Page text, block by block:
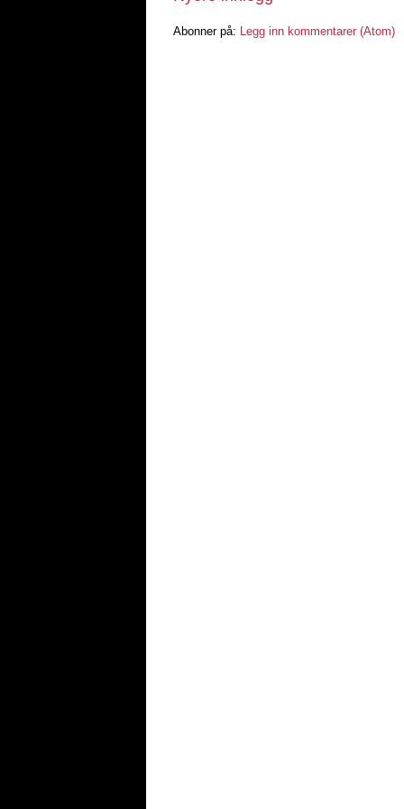
Abonner på: Legg inn kommentarer (Atom)